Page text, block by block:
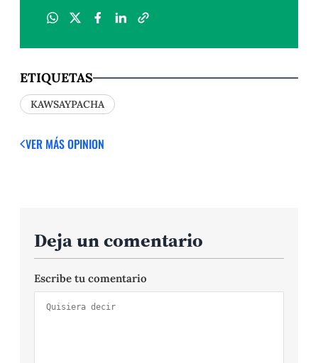
ETIQUETAS
KAWSAYPACHA
VER MÁS OPINION
Deja un comentario
Escribe tu comentario